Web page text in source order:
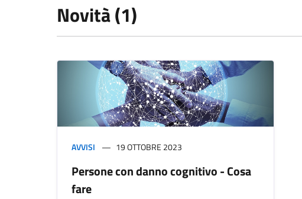
Novità (1)
AVVISI 19 OTTOBRE 2023
Persone con danno cognitivo - Cosa
fare